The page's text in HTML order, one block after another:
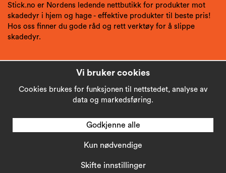
Stick.no er Nordens ledende nettbutikk for produkter mot
skadedyr i hjem og hage - effektive produkter til beste pris!
Hos oss finner du gode råd og rett verktøy for å slippe
skadedyr.
Vi bruker cookies
Cookies brukes for funksjonen til nettstedet, analyse av
data og markedsføring.
Skifte innstillinger
Kun nødvendige
Godkjenne alle